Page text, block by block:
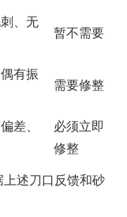
、无
暂不需要
有振
需要修整
差、
必须立即
修整
述刀口反馈和砂